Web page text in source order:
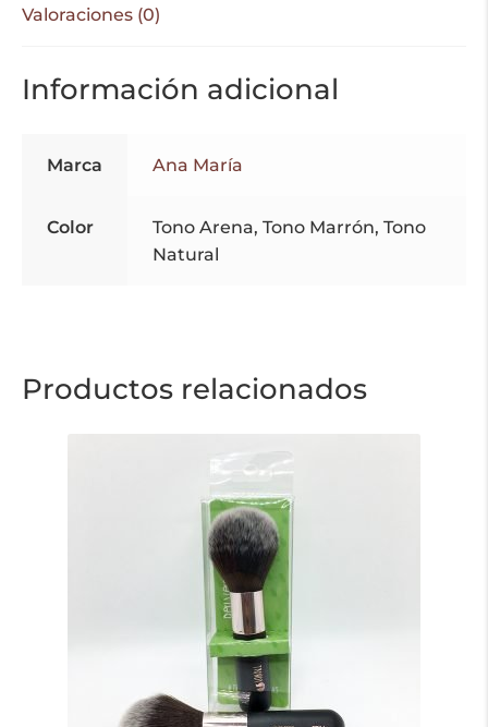
Valoraciones (0)
Información adicional
Marca Ana María
Color
Tono Arena, Tono Marrón, Tono
Natural
Productos relacionados